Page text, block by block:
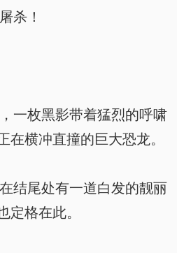
杀！
一枚黑影带着猛烈的呼啸
在横冲直撞的巨大恐龙。
结尾处有一道白发的靓丽
定格在此。